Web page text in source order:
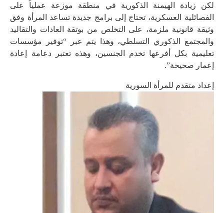
لكن زيادة الهيمنة الذكورية في منطقة موزعة عملياً على
الفصائلية العسكرية، تحتاج إلى برامج جديدة تساعد المرأة وفق
وثيقة قانونية ملزمة، على التخلص من بوتقة العادات والتقاليد
والمجتمع الذكوري التسلطي، وهذا يتم عبر “توفير مؤسسات
تعليمية بكل أفرعها تخدم الجنسين، وهذه تعتبر دعامة إعادة
إعمار صحيحة”.
إعداد متقدم للمرأة السورية